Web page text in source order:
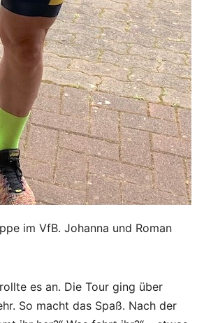
im VfB. Johanna und Roman
es an. Die Tour ging über
So macht das Spaß. Nach der